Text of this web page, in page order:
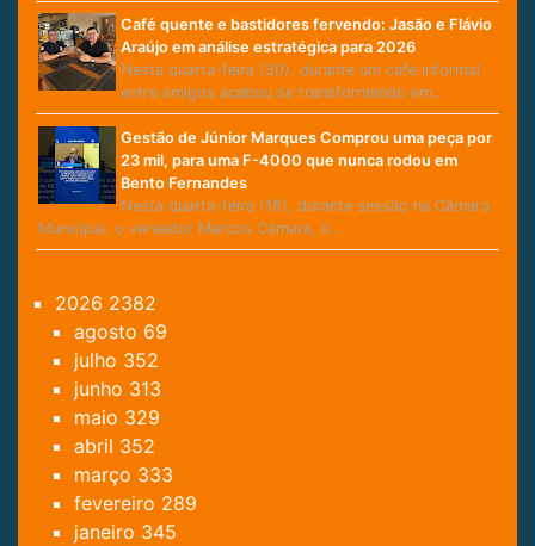
Café quente e bastidores fervendo: Jasão e Flávio
Araújo em análise estratégica para 2026
Nesta quarta-feira (30), durante um café informal
entre amigos acabou se transformando em…
Gestão de Júnior Marques Comprou uma peça por
23 mil, para uma F-4000 que nunca rodou em
Bento Fernandes
Nesta quarta-feira (18), durante sessão na Câmara
Municipal, o vereador Marcos Câmara, lí…
2026 2382
agosto 69
julho 352
junho 313
maio 329
abril 352
março 333
fevereiro 289
janeiro 345